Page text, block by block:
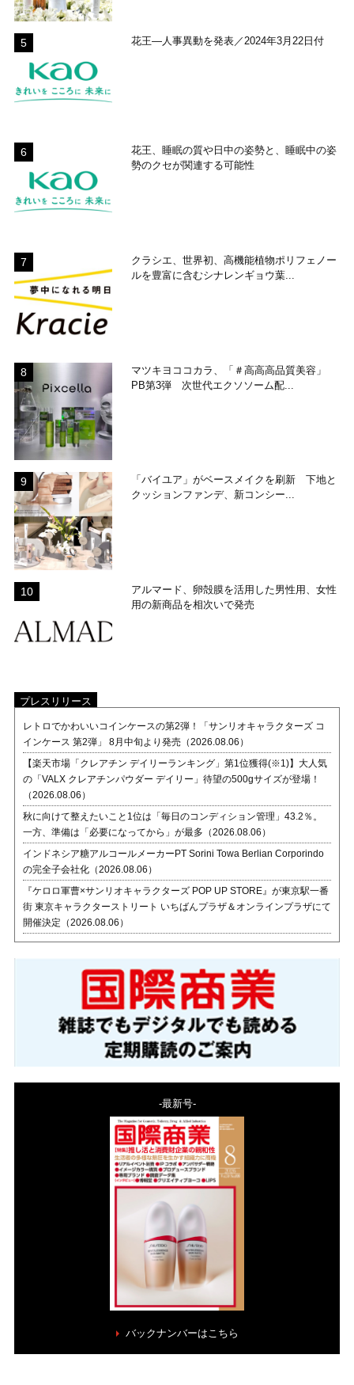
花王―人事異動を発表／2024年3月22日付
花王、睡眠の質や日中の姿勢と、睡眠中の姿
勢のクセが関連する可能性
クラシエ、世界初、高機能植物ポリフェノー
ルを豊富に含むシナレンギョウ葉...
マツキヨココカラ、「＃高高高品質美容」
PB第3弾 次世代エクソソーム配...
「バイユア」がベースメイクを刷新 下地と
クッションファンデ、新コンシー...
アルマード、卵殻膜を活用した男性用、女性
用の新商品を相次いで発売
プレスリリース
レトロでかわいいコインケースの第2弾！「サンリオキャラクターズ コ
インケース 第2弾」 8月中旬より発売（2026.08.06）
【楽天市場「クレアチン デイリーランキング」第1位獲得(※1)】大人気
の「VALX クレアチンパウダー デイリー」待望の500gサイズが登場！
（2026.08.06）
秋に向けて整えたいこと1位は「毎日のコンディション管理」43.2％。
一方、準備は「必要になってから」が最多（2026.08.06）
インドネシア糖アルコールメーカーPT Sorini Towa Berlian Corporindo
の完全子会社化（2026.08.06）
『ケロロ軍曹×サンリオキャラクターズ POP UP STORE』が東京駅一番
街 東京キャラクターストリート いちばんプラザ＆オンラインプラザにて
開催決定（2026.08.06）
-最新号-
バックナンバーはこちら